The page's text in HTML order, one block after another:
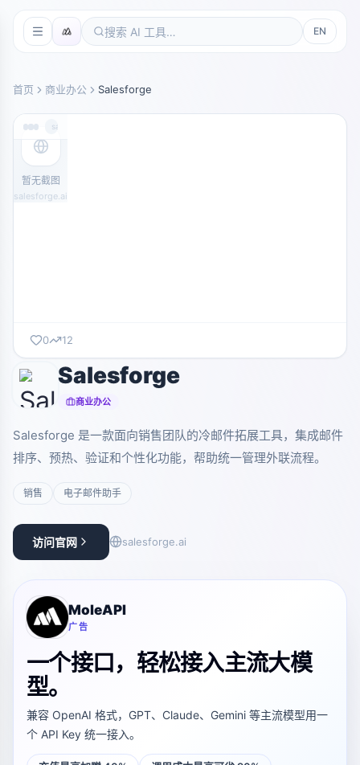
EN
首页 商业办公 Salesforge
salesforge.ai
暂无截图
salesforge.ai
0 12
Salesforge
商业办公
Salesforge 是一款面向销售团队的冷邮件拓展工具，集成邮件
排序、预热、验证和个性化功能，帮助统一管理外联流程。
销售 电子邮件助手
访问官网 salesforge.ai
MoleAPI
广告
一个接口，轻松接入主流大模
型。
兼容 OpenAI 格式，GPT、Claude、Gemini 等主流模型用一
个 API Key 统一接入。